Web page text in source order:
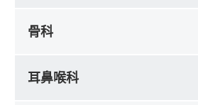
骨科
耳鼻喉科